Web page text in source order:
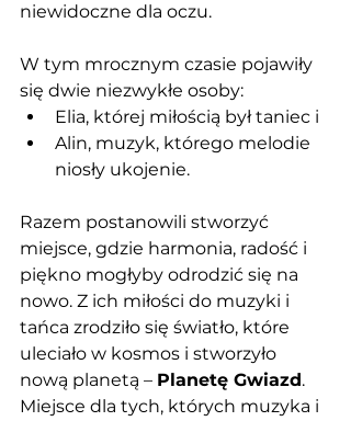
niewidoczne dla oczu.
W tym mrocznym czasie pojawiły
się dwie niezwykłe osoby:
Elia, której miłością był taniec i
Alin, muzyk, którego melodie
niosły ukojenie.
Razem postanowili stworzyć
miejsce, gdzie harmonia, radość i
piękno mogłyby odrodzić się na
nowo. Z ich miłości do muzyki i
tańca zrodziło się światło, które
uleciało w kosmos i stworzyło
nową planetą – Planetę Gwiazd.
Miejsce dla tych, których muzyka i